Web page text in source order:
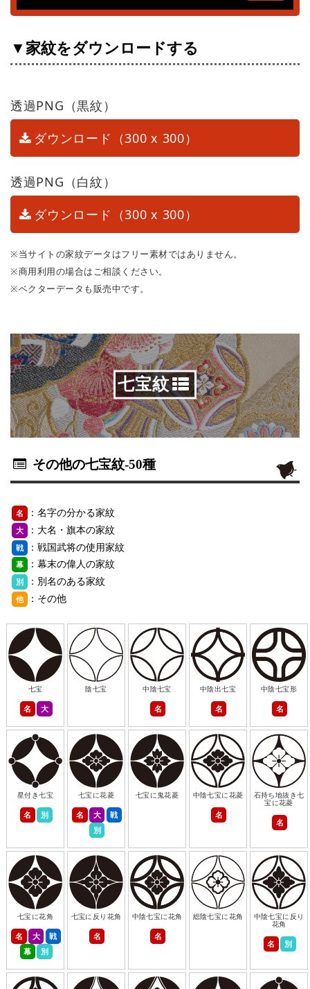
▼家紋をダウンロードする
透過PNG（黒紋）
ダウンロード（300 x 300）
透過PNG（白紋）
ダウンロード（300 x 300）
※当サイトの家紋データはフリー素材ではありません。
※商用利用の場合はご相談ください。
※ベクターデータも販売中です。
七宝紋
その他の七宝紋-50種
名 ：名字の分かる家紋
大 ：大名・旗本の家紋
戦 ：戦国武将の使用家紋
幕 ：幕末の偉人の家紋
別 ：別名のある家紋
他 ：その他
七宝
名 大
陰七宝 中陰七宝
名
中陰出七宝
名
中陰七宝形
名
星付き七宝
名 別
七宝に花菱
名 大
戦
別
七宝に鬼花菱 中陰七宝に花菱
名
石持ち地抜き七
宝に花菱
名
七宝に花角
名 大
戦
幕
別
七宝に反り花角
名
中陰七宝に花角
名
総陰七宝に花角
中陰七宝に反り
花角
名 別